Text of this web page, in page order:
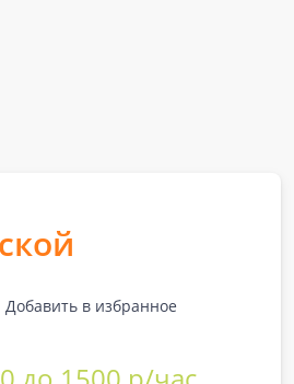
Добавить в избранное